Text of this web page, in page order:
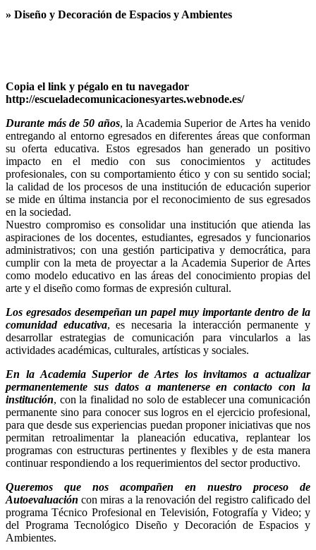
» Diseño y Decoración de Espacios y Ambientes
Copia el link y pégalo en tu navegador
http://escueladecomunicacionesyartes.webnode.es/
Durante más de 50 años, la Academia Superior de Artes ha venido
entregando al entorno egresados en diferentes áreas que conforman
su oferta educativa. Estos egresados han generado un positivo
impacto en el medio con sus conocimientos y actitudes
profesionales, con su comportamiento ético y con su sentido social;
la calidad de los procesos de una institución de educación superior
se mide en última instancia por el reconocimiento de sus egresados
en la sociedad.
Nuestro compromiso es consolidar una institución que atienda las
aspiraciones de los docentes, estudiantes, egresados y funcionarios
administrativos; con una gestión participativa y democrática, para
cumplir con la meta de proyectar a la Academia Superior de Artes
como modelo educativo en las áreas del conocimiento propias del
arte y el diseño como formas de expresión cultural.
Los egresados desempeñan un papel muy importante dentro de la
comunidad educativa, es necesaria la interacción permanente y
desarrollar estrategias de comunicación para vincularlos a las
actividades académicas, culturales, artísticas y sociales.
En la Academia Superior de Artes los invitamos a actualizar
permanentemente sus datos a mantenerse en contacto con la
institución, con la finalidad no solo de establecer una comunicación
permanente sino para conocer sus logros en el ejercicio profesional,
para que desde sus experiencias puedan proponer iniciativas que nos
permitan retroalimentar la planeación educativa, replantear los
programas con estructuras pertinentes y flexibles y de esta manera
continuar respondiendo a los requerimientos del sector productivo.
Queremos que nos acompañen en nuestro proceso de
Autoevaluación con miras a la renovación del registro calificado del
programa Técnico Profesional en Televisión, Fotografía y Video; y
del Programa Tecnológico Diseño y Decoración de Espacios y
Ambientes.